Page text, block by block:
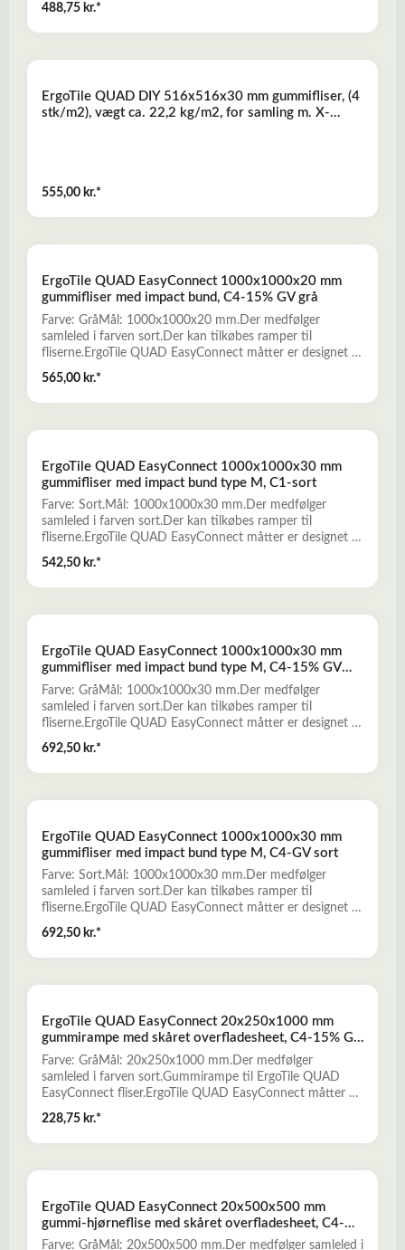
og miljøvenlig løsning, som produceres miljørigtigt af
genbrugsgummi fra udtjente dæk. ErgoTile QUAD kan
terrasser, i haven, poolområder mv.Læs mere her
tilkøbe gummiramper i 25 mm. tykkelse - Se disse HER...
488,75 kr.*
ErgoTile QUAD DIY 516x516x30 mm gummifliser, (4
stk/m2), vægt ca. 22,2 kg/m2, for samling m. X-
555,00 kr.*
ErgoTile QUAD EasyConnect 1000x1000x20 mm
gummifliser med impact bund, C4-15% GV grå
Farve: GråMål: 1000x1000x20 mm.Der medfølger
samleled i farven sort.Der kan tilkøbes ramper til
fliserne.ErgoTile QUAD EasyConnect måtter er designet til
skridsikre, hvilket giver den optimale beskyttelse, både når
man anvender gulvet og for gulvbelægningen nedenunder.
PVC-sammensætningen gør, at de absorberer stød, støj og
arbejdsmiljøet støjende.
565,00 kr.*
ErgoTile QUAD EasyConnect 1000x1000x30 mm
gummifliser med impact bund type M, C1-sort
Farve: Sort.Mål: 1000x1000x30 mm.Der medfølger
samleled i farven sort.Der kan tilkøbes ramper til
fliserne.ErgoTile QUAD EasyConnect måtter er designet til
at være løse, sammenbyggelige, tæthedsforbyggende og
skridsikre, hvilket giver den optimale beskyttelse, både når
man anvender gulvet og for gulvbelægningen nedenunder.
arbejdsmiljøet støjende.
542,50 kr.*
ErgoTile QUAD EasyConnect 1000x1000x30 mm
gummifliser med impact bund type M, C4-15% GV
grå
Farve: GråMål: 1000x1000x30 mm.Der medfølger
samleled i farven sort.Der kan tilkøbes ramper til
fliserne.ErgoTile QUAD EasyConnect måtter er designet til
skridsikre, hvilket giver den optimale beskyttelse, både når
man anvender gulvet og for gulvbelægningen nedenunder.
PVC-sammensætningen gør, at de absorberer stød, støj og
arbejdsmiljøet støjende.
692,50 kr.*
ErgoTile QUAD EasyConnect 1000x1000x30 mm
gummifliser med impact bund type M, C4-GV sort
Farve: Sort.Mål: 1000x1000x30 mm.Der medfølger
samleled i farven sort.Der kan tilkøbes ramper til
fliserne.ErgoTile QUAD EasyConnect måtter er designet til
at være løse, sammenbyggelige, tæthedsforbyggende og
skridsikre, hvilket giver den optimale beskyttelse, både når
man anvender gulvet og for gulvbelægningen nedenunder.
arbejdsmiljøet støjende.
692,50 kr.*
ErgoTile QUAD EasyConnect 20x250x1000 mm
gummirampe med skåret overfladesheet, C4-15% GV
grå
Farve: GråMål: 20x250x1000 mm.Der medfølger
samleled i farven sort.Gummirampe til ErgoTile QUAD
EasyConnect fliser.ErgoTile QUAD EasyConnect måtter er
tæthedsforbyggende og skridsikre, hvilket giver den
optimale beskyttelse, både når man anvender gulvet og
gør at måtterne er skridsikre, og PVC-sammensætningen
behagelig under foden, uden at gøre arbejdsmiljøet
støjende.
228,75 kr.*
ErgoTile QUAD EasyConnect 20x500x500 mm
gummi-hjørneflise med skåret overfladesheet, C4-
GV-sort
Farve: GråMål: 20x500x500 mm.Der medfølger samleled i